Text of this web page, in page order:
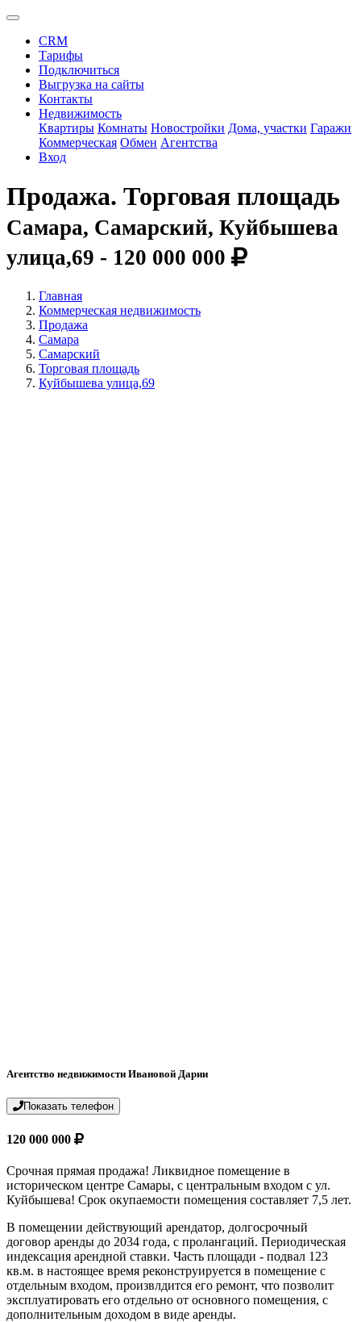
CRM
Тарифы
Подключиться
Выгрузка на сайты
Контакты
Недвижимость
Квартиры Комнаты Новостройки Дома, участки Гаражи
Коммерческая Обмен Агентства
Вход
Продажа. Торговая площадь
Самара, Самарский, Куйбышева
улица,69 - 120 000 000
Главная
Коммерческая недвижимость
Продажа
Самара
Самарский
Торговая площадь
Куйбышева улица,69
Агентство недвижимости Ивановой Дарии
Показать телефон
120 000 000
Срочная прямая продажа! Ликвидное помещение в
историческом центре Самары, с центральным входом с ул.
Куйбышева! Срок окупаемости помещения составляет 7,5 лет.
В помещении действующий арендатор, долгосрочный
договор аренды до 2034 года, с пролангаций. Периодическая
индексация арендной ставки. Часть площади - подвал 123
кв.м. в настоящее время реконструируется в помещение с
отдельным входом, произвлдится его ремонт, что позволит
эксплуатировать его отдельно от основного помещения, с
дополнительным доходом в виде аренды.